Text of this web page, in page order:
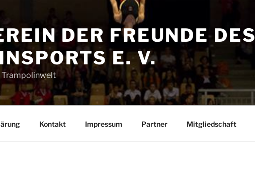
DER FREUNDE DES
E. V.
Trampolinwelt
Kontakt Impressum Partner Mitgliedschaft